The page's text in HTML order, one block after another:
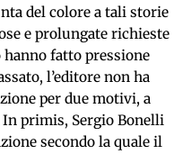
del colore a tali storie
e prolungate richieste
hanno fatto pressione
l’editore non ha
per due motivi, a
primis, Sergio Bonelli
secondo la quale il